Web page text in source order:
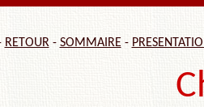
RETOUR- SOMMAIRE-